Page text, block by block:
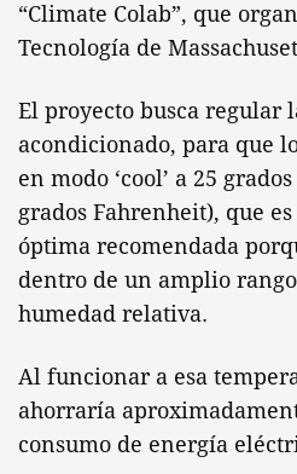
“Climate Colab”, que
Tecnología de
El proyecto busca regular
acondicionado, para que
en modo ‘cool’ a 25
grados Fahrenheit), que
óptima recomendada
dentro de un amplio
humedad relativa.
Al funcionar a esa
ahorraría
consumo de energía